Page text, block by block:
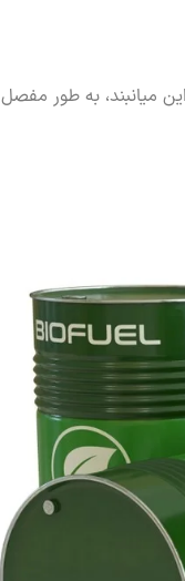
میانبند، به طور مفصل